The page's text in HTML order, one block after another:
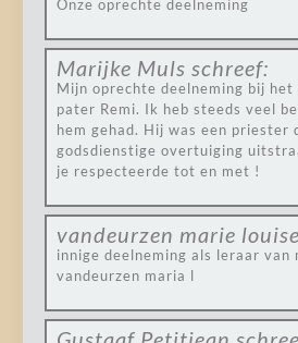
Onze oprechte deelneming
Marijke Muls schreef:
Mijn oprechte deelneming bij
pater Remi. Ik heb steeds veel
hem gehad. Hij was een priester
godsdienstige overtuiging
je respecteerde tot en met !
vandeurzen marie louise
innige deelneming als leraar van
vandeurzen maria l